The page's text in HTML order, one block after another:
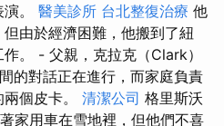
。 醫美診所 台北整復治療 他
由於經濟困難，他搬到了紐
。 - 父親，克拉克（Clark）
的對話正在進行，而家庭負責
個皮卡。 清潔公司 格里斯沃
家用車在雪地裡，但他們不喜